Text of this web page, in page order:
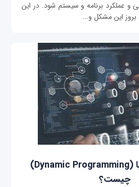
و عملکرد برنامه و سیستم شود. در این
بروز این مشکل و...
برنامه‌نویسی پویا (Dynamic Programming)
چیست؟